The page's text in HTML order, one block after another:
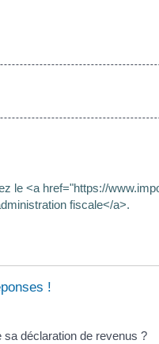
le <a href="https://
fiscale</a>.
!
sa déclaration de revenus ?